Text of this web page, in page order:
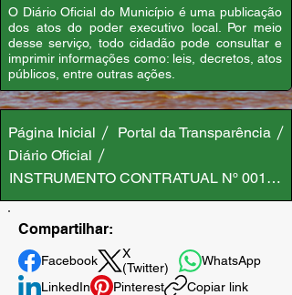
O Diário Oficial do Município é uma publicação
dos atos do poder executivo local. Por meio
desse serviço, todo cidadão pode consultar e
imprimir informações como: leis, decretos, atos
públicos, entre outras ações.
Página Inicial
Portal da Transparência
Diário Oficial
INSTRUMENTO CONTRATUAL Nº 001/
Compartilhar:
Facebook
X
(Twitter)
WhatsApp
LinkedIn
Pinterest Copiar link